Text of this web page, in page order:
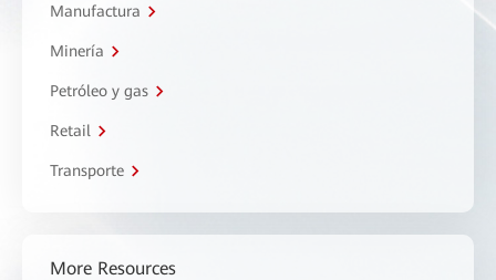
Manufactura
Minería
Petróleo y gas
Retail
Transporte
More Resources